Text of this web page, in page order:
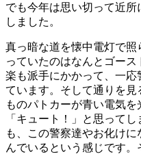
でも今年は思い切って近
しました。
真っ暗な道を懐中電灯で
っていたのはなんとゴー
楽も派手にかかって、一
ています。そして通りを
ものパトカーが青い電気
「キュート！」と思って
も、この警察達やお化け
んでいるという感じです